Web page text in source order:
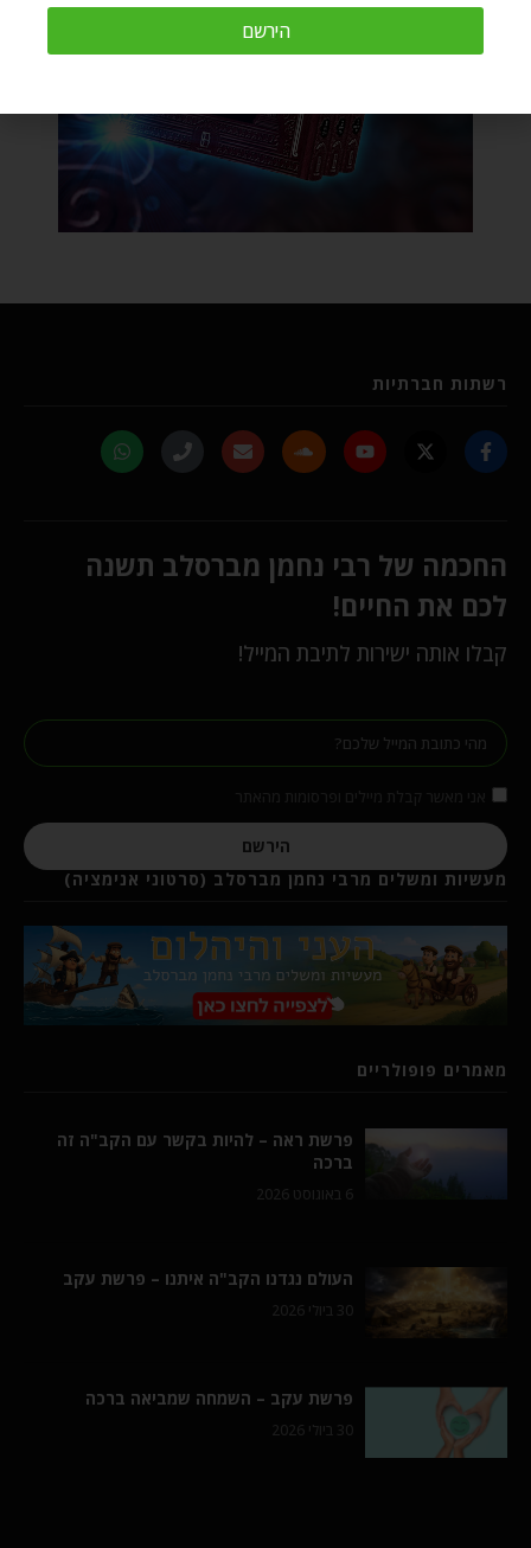
רשתות חברתיות
החכמה של רבי נחמן מברסלב תשנה
לכם את החיים!
קבלו אותה ישירות לתיבת המייל!
הירשם
מעשיות ומשלים מרבי נחמן מברסלב (סרטוני אנימציה)
מאמרים פופולריים
פרשת ראה – להיות בקשר עם הקב"ה זה
ברכה
6 באוגוסט 2026
העולם נגדנו הקב"ה איתנו – פרשת עקב
30 ביולי 2026
פרשת עקב – השמחה שמביאה ברכה
30 ביולי 2026
הירשם